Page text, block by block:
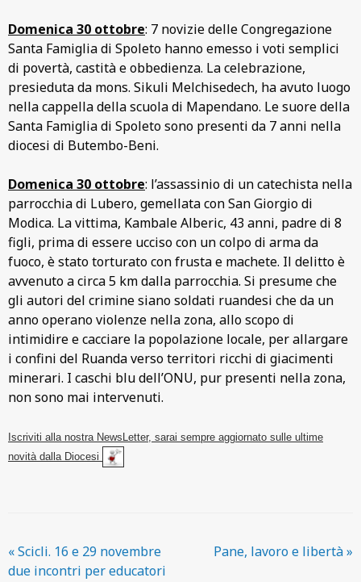
Domenica 30 ottobre: 7 novizie delle Congregazione
Santa Famiglia di Spoleto hanno emesso i voti semplici
di povertà, castità e obbedienza. La celebrazione,
presieduta da mons. Sikuli Melchisedech, ha avuto luogo
nella cappella della scuola di Mapendano. Le suore della
Santa Famiglia di Spoleto sono presenti da 7 anni nella
diocesi di Butembo-Beni.
Domenica 30 ottobre: l’assassinio di un catechista nella
parrocchia di Lubero, gemellata con San Giorgio di
Modica. La vittima, Kambale Alberic, 43 anni, padre di 8
figli, prima di essere ucciso con un colpo di arma da
fuoco, è stato torturato con frusta e machete. Il delitto è
avvenuto a circa 5 km dalla parrocchia. Si presume che
gli autori del crimine siano soldati ruandesi che da un
anno operano violenze nella zona, allo scopo di
intimidire e cacciare la popolazione locale, per allargare
i confini del Ruanda verso territori ricchi di giacimenti
minerari. I caschi blu dell’ONU, pur presenti nella zona,
non sono mai intervenuti.
Iscriviti alla nostra NewsLetter, sarai sempre aggiornato sulle ultime
novità dalla Diocesi
«Scicli. 16 e 29 novembre
due incontri per educatori
Pane, lavoro e libertà»